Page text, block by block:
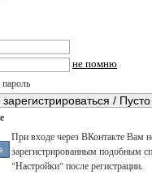
не помню
При входе через ВКонтакте Вам
зарегистрированным подобным
"Настройки" после регистрации.